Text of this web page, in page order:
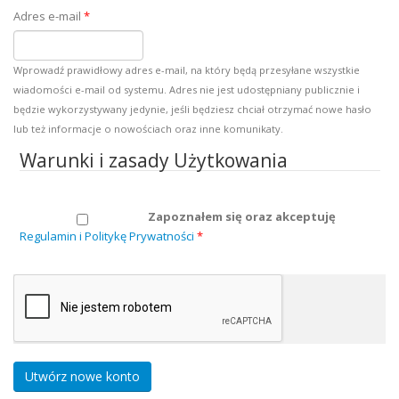
Adres e-mail *
Wprowadź prawidłowy adres e-mail, na który będą przesyłane wszystkie
wiadomości e-mail od systemu. Adres nie jest udostępniany publicznie i
będzie wykorzystywany jedynie, jeśli będziesz chciał otrzymać nowe hasło
lub też informacje o nowościach oraz inne komunikaty.
Warunki i zasady Użytkowania
Zapoznałem się oraz akceptuję
Regulamin i Politykę Prywatności *